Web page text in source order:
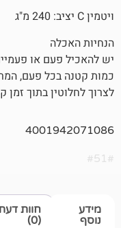
פעמיים ביום, לאורך
פעם, המרחשת אך ורק את
זמן קצר.
חוות דעת
החלפה
החזרה